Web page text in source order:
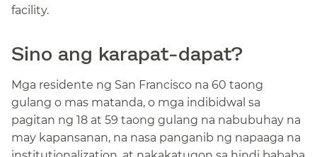
facility.​​
Sino ang karapat-dapat?​​
Mga residente ng San Francisco na 60 taong
gulang o mas matanda, o mga indibidwal sa
pagitan ng 18 at 59 taong gulang na nabubuhay na
may kapansanan, na nasa panganib ng napaaga na